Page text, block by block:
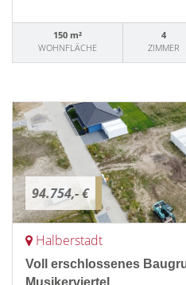
150 m²
WOHNFLÄCHE
4
ZIMMER
94.754,- €
Halberstadt
Voll erschlossenes
Musikerviertel